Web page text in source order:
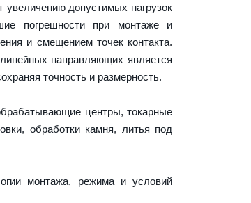
увеличению допустимых нагрузок
погрешности при монтаже и
и смещением точек контакта.
направляющих является
точность и размерность.
центры, токарные
обработки камня, литья под
монтажа, режима и условий